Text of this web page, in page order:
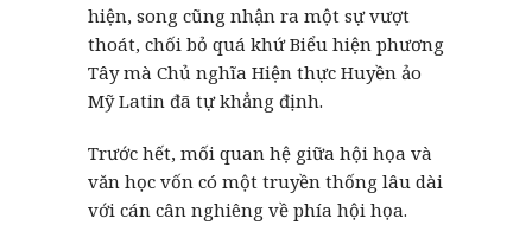
hiện, song cũng nhận ra một sự vượt
thoát, chối bỏ quá khứ Biểu hiện phương
Tây mà Chủ nghĩa Hiện thực Huyền ảo
Mỹ Latin đã tự khẳng định.
Trước hết, mối quan hệ giữa hội họa và
văn học vốn có một truyền thống lâu dài
với cán cân nghiêng về phía hội họa.